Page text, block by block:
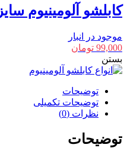
کابلشو آلومینیوم سایز 150
موجود در انبار
99,000 تومان
بستن
توضیحات
توضیحات تکمیلی
نظرات (0)
توضیحات